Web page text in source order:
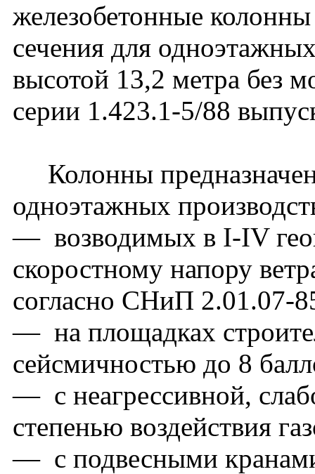
железобетонные
сечения для
высотой 13,2 метра без
серии 1.423.1-5/88
Колонны
одноэтажных
— возводимых в I-IV
скоростному напору
согласно СНиП 2.01.07-
— на площадках
сейсмичностью до 8
— с неагрессивной,
степенью воздействия
— с подвесными